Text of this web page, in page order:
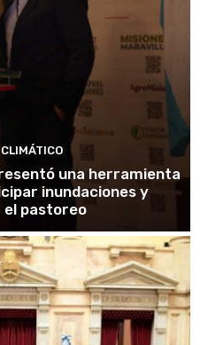
una herramienta
inundaciones y
el pastoreo